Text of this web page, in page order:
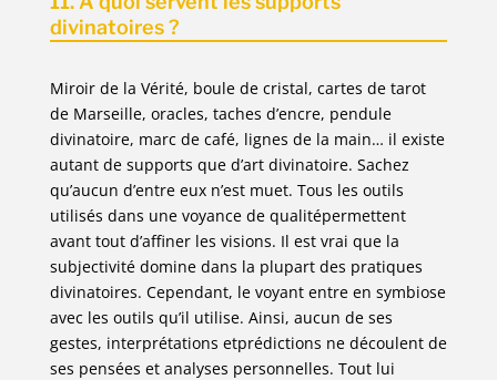
divinatoires ?
Miroir de la Vérité, boule de cristal, cartes de tarot
de Marseille, oracles, taches d’encre, pendule
divinatoire, marc de café, lignes de la main… il existe
autant de supports que d’art divinatoire. Sachez
qu’aucun d’entre eux n’est muet. Tous les outils
utilisés dans une voyance de qualitépermettent
avant tout d’affiner les visions. Il est vrai que la
subjectivité domine dans la plupart des pratiques
divinatoires. Cependant, le voyant entre en symbiose
avec les outils qu’il utilise. Ainsi, aucun de ses
gestes, interprétations etprédictions ne découlent de
ses pensées et analyses personnelles. Tout lui